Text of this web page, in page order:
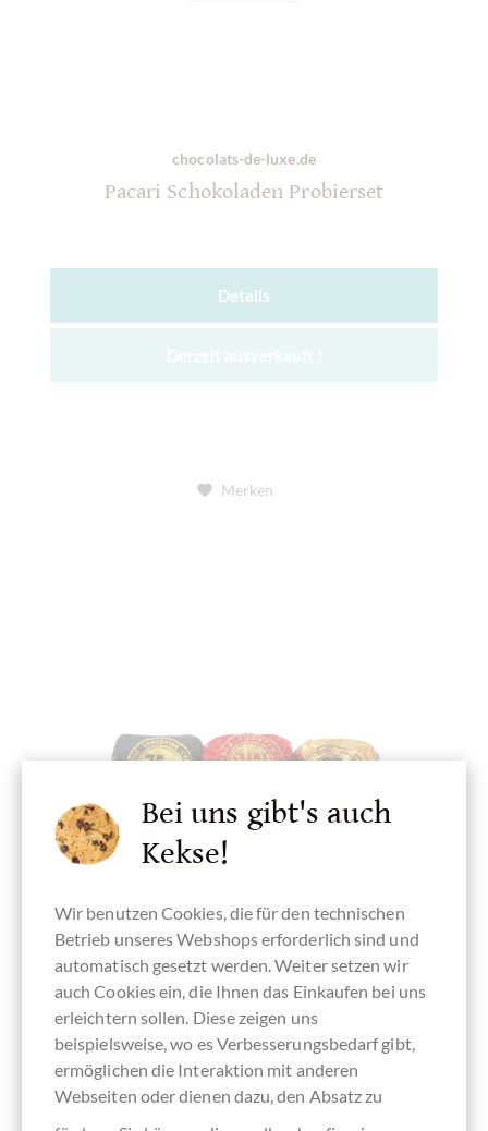
chocolats-de-luxe.de
Pacari Schokoladen Probierset
Details
Merken
Venchi
Cubotto Chocaviar Deutschland Farben
3 Schokoladenkaviar mit Füllung
Bei uns gibt's auch
Kekse!
Wir benutzen Cookies, die für den technischen
Betrieb unseres Webshops erforderlich sind und
automatisch gesetzt werden. Weiter setzen wir
auch Cookies ein, die Ihnen das Einkaufen bei uns
erleichtern sollen. Diese zeigen uns
beispielsweise, wo es Verbesserungsbedarf gibt,
ermöglichen die Interaktion mit anderen
Webseiten oder dienen dazu, den Absatz zu